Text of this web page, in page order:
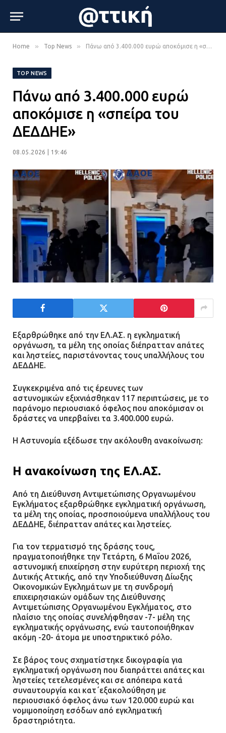
Home » Top News » Πάνω από 3.400.000 ευρώ αποκόμισε η «σπείρα του ΔΕΔΔΗΕ»
TOP NEWS
Πάνω από 3.400.000 ευρώ
αποκόμισε η «σπείρα του
ΔΕΔΔΗΕ»
08.05.2026 | 19:46
Εξαρθρώθηκε από την ΕΛ.ΑΣ. η εγκληματική
οργάνωση, τα μέλη της οποίας διέπρατταν απάτες
και ληστείες, παριστάνοντας τους υπαλλήλους του
ΔΕΔΔΗΕ.
Συγκεκριμένα από τις έρευνες των
αστυνομικών εξιχνιάσθηκαν 117 περιπτώσεις, με το
παράνομο περιουσιακό όφελος που αποκόμισαν οι
δράστες να υπερβαίνει τα 3.400.000 ευρώ.
Η Αστυνομία εξέδωσε την ακόλουθη ανακοίνωση:
Η ανακοίνωση της ΕΛ.ΑΣ.
Από τη Διεύθυνση Αντιμετώπισης Οργανωμένου
Εγκλήματος εξαρθρώθηκε εγκληματική οργάνωση,
τα μέλη της οποίας, προσποιούμενα υπαλλήλους του
ΔΕΔΔΗΕ, διέπρατταν απάτες και ληστείες.
Για τον τερματισμό της δράσης τους,
πραγματοποιήθηκε την Τετάρτη, 6 Μαΐου 2026,
αστυνομική επιχείρηση στην ευρύτερη περιοχή της
Δυτικής Αττικής, από την Υποδιεύθυνση Δίωξης
Οικονομικών Εγκλημάτων με τη συνδρομή
επιχειρησιακών ομάδων της Διεύθυνσης
Αντιμετώπισης Οργανωμένου Εγκλήματος, στο
πλαίσιο της οποίας συνελήφθησαν -7- μέλη της
εγκληματικής οργάνωσης, ενώ ταυτοποιήθηκαν
ακόμη -20- άτομα με υποστηρικτικό ρόλο.
Σε βάρος τους σχηματίστηκε δικογραφία για
εγκληματική οργάνωση που διαπράττει απάτες και
ληστείες τετελεσμένες και σε απόπειρα κατά
συναυτουργία και κατ΄εξακολούθηση με
περιουσιακό όφελος άνω των 120.000 ευρώ και
νομιμοποίηση εσόδων από εγκληματική
δραστηριότητα.